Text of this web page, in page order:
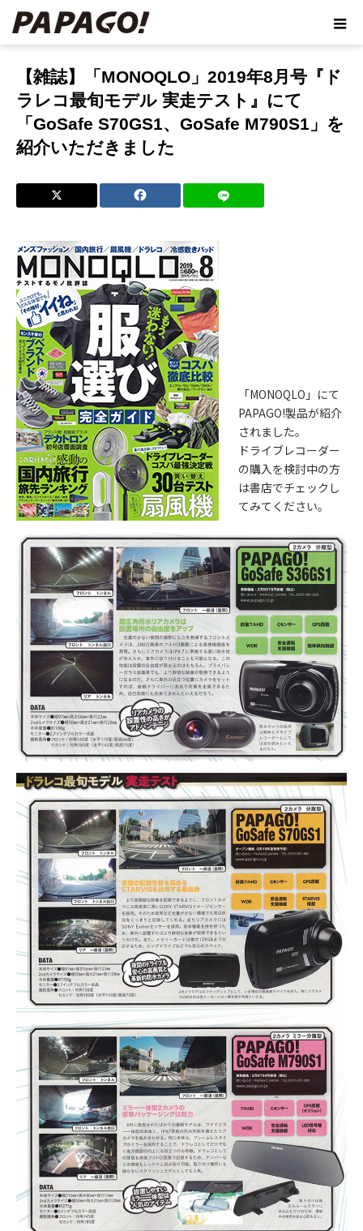
ブログ 【雑誌】「MONOQLO」2019年8月号『ドラレコ
最旬モデル 実走テスト』にて「GoSafe S70GS1、GoSafe M790S1」を紹介
いただきました
【雑誌】「MONOQLO」2019年8月号『ド
ラレコ最旬モデル 実走テスト』にて
「GoSafe S70GS1、GoSafe M790S1」を
紹介いただきました
「MONOQLO」にて
PAPAGO!製品が紹介
されました。
ドライブレコーダー
の購入を検討中の方
は書店でチェックし
てみてください。